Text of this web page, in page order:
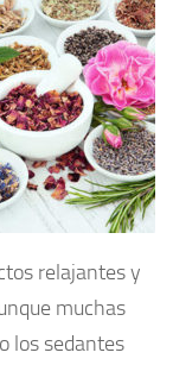
relajantes y
muchas
los sedantes